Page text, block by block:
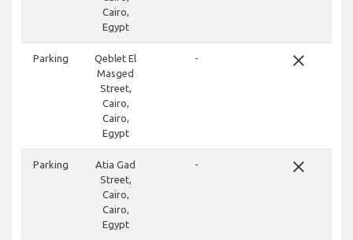
Cairo,
Egypt
Parking
Qeblet El
Masged
Street,
Cairo,
Cairo,
Egypt
- close
Parking
Atia Gad
Street,
Cairo,
Cairo,
Egypt
- close